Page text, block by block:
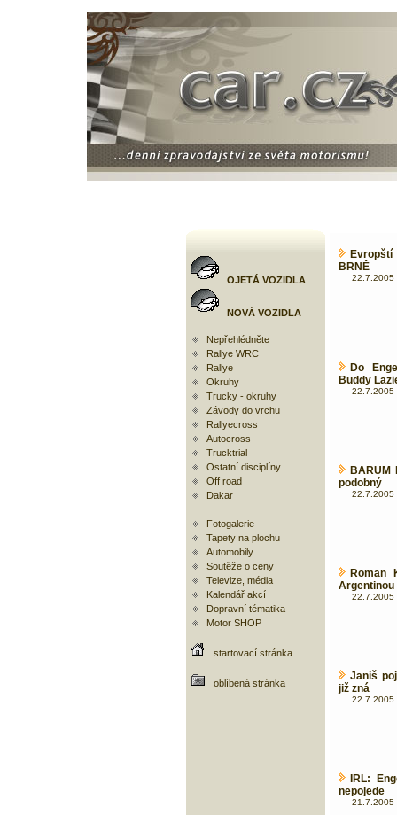
OJETÁ VOZIDLA
NOVÁ VOZIDLA
Nepřehlédněte
Rallye WRC
Rallye
Okruhy
Trucky - okruhy
Závody do vrchu
Rallyecross
Autocross
Trucktrial
Ostatní disciplíny
Off road
Dakar
Fotogalerie
Tapety na plochu
Automobily
Soutěže o ceny
Televize, média
Kalendář akcí
Dopravní tématika
Motor SHOP
startovací stránka
oblíbená stránka
BRNĚ
22.7.2005
Do
Buddy
22.7.2005
BARUM
podobný
22.7.2005
Roman
Argentinou
22.7.2005
Janiš
již zná
22.7.2005
IRL:
nepojede
21.7.2005